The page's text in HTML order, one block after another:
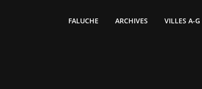
FALUCHE ARCHIVES VILLES A-G